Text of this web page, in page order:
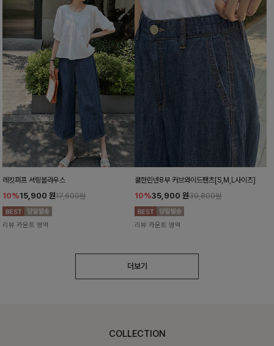
레킷퍼프 셔링블라우스
10%15,900 원17,600원
리뷰 카운트 영역
쿨한린넨8부 커브와이드팬츠[S,M,L사이즈]
10%35,900 원39,800원
리뷰 카운트 영역
더보기
COLLECTION